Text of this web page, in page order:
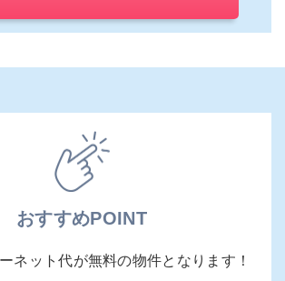
おすすめPOINT
ネット代が無料の物件となります！